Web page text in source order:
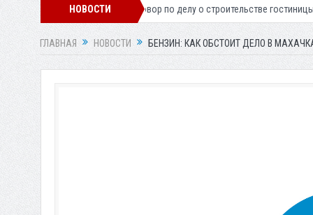
НОВОСТИ
Вынесен приговор по делу о строительстве гостиницы у Ханагского
ГЛАВНАЯ НОВОСТИ БЕНЗИН: КАК ОБСТОИТ ДЕЛО В